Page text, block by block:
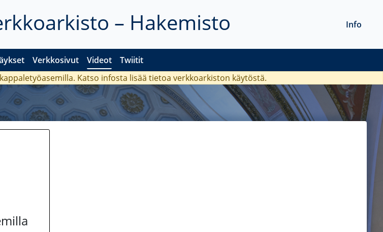
– Hakemisto
Verkkosivut Videot Twiitit
Info
Katso infosta lisää tietoa verkkoarkiston käytöstä.